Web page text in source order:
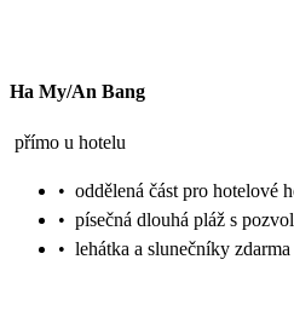
Ha My/An Bang
přímo u hotelu
• oddělená část pro hotelové
• písečná dlouhá pláž s
• lehátka a slunečníky zdarma